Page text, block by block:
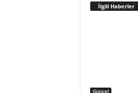
İlgili Haberler
Güncel